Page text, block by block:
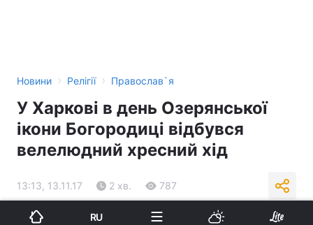
Новини › Релігії › Православ`я
У Харкові в день Озерянської
ікони Богородиці відбувся
велелюдний хресний хід
13:13, 13.11.17 2 хв. 787
RU